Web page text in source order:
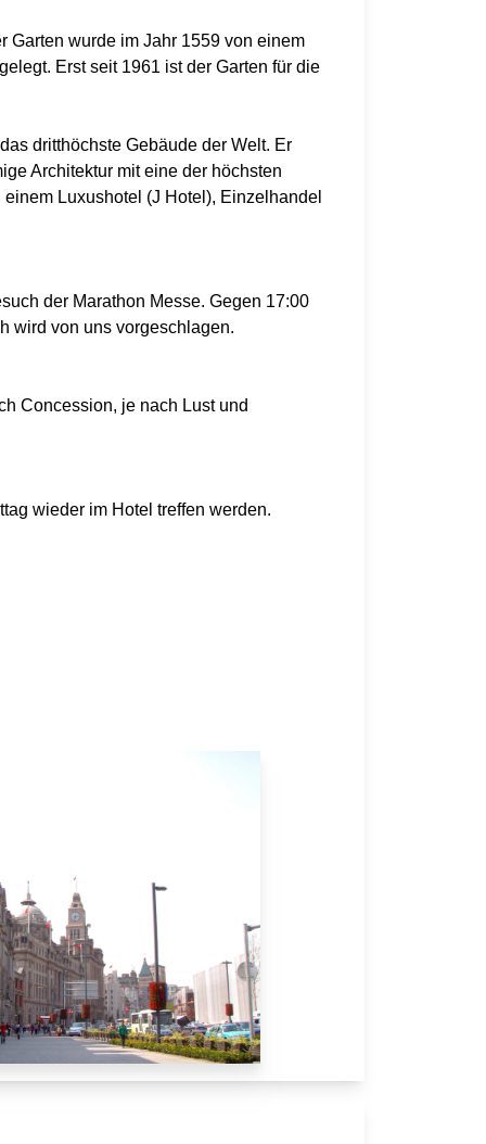
Garten wurde im Jahr 1559 von einem
Erst seit 1961 ist der Garten für die
dritthöchste Gebäude der Welt. Er
Architektur mit eine der höchsten
Luxushotel (J Hotel), Einzelhandel
der Marathon Messe. Gegen 17:00
wird von uns vorgeschlagen.
Concession, je nach Lust und
wieder im Hotel treffen werden.